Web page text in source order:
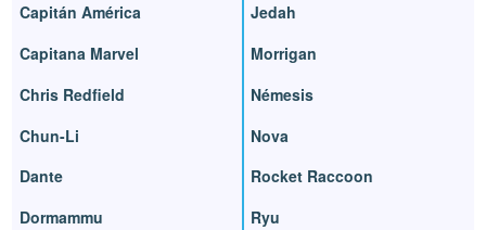
Capitán América
Capitana Marvel
Chris Redfield
Chun-Li
Dante
Dormammu
Jedah
Morrigan
Némesis
Nova
Rocket Raccoon
Ryu